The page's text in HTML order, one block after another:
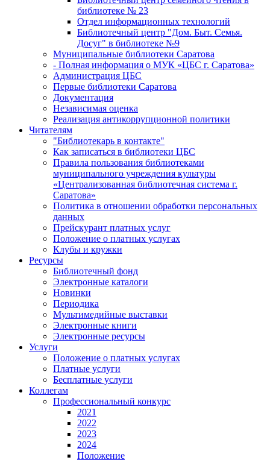
библиотеке № 23
Отдел информационных технологий
Библиотечный центр "Дом. Быт. Семья.
Досуг" в библиотеке №9
Муниципальные библиотеки Саратова
- Полная информация о МУК «ЦБС г. Саратова»
Администрация ЦБС
Первые библиотеки Саратова
Документация
Независимая оценка
Реализация антикоррупционной политики
Читателям
"Библиотекарь в контакте"
Как записаться в библиотеки ЦБС
Правила пользования библиотеками
муниципального учреждения культуры
«Централизованная библиотечная система г.
Саратова»
Политика в отношении обработки персональных
данных
Прейскурант платных услуг
Положение о платных услугах
Клубы и кружки
Ресурсы
Библиотечный фонд
Электронные каталоги
Новинки
Периодика
Мультимедийные выставки
Электронные книги
Электронные ресурсы
Услуги
Положение о платных услугах
Платные услуги
Бесплатные услуги
Коллегам
Профессиональный конкурс
2021
2022
2023
2024
Положение